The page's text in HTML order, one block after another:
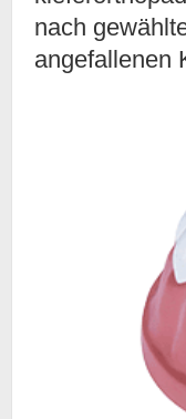
nach
angefallenen